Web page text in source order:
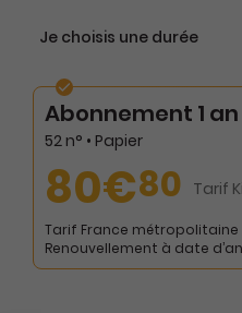
Je choisis une durée
Abonnement 1 an
52 n° • Papier
80€80 Tarif
Tarif France métropolitaine
Renouvellement à date